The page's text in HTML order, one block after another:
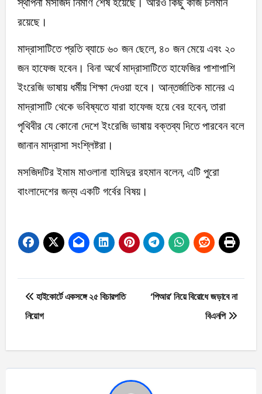
রয়েছে।
মাদ্রাসাটিতে প্রতি ব্যাচে ৬০ জন ছেলে, ৪০ জন মেয়ে এবং ২০
জন হাফেজ হবেন। বিনা অর্থে মাদ্রাসাটিতে হাফেজির পাশাপাশি
ইংরেজি ভাষায় ধর্মীয় শিক্ষা দেওয়া হবে। আন্তর্জাতিক মানের এ
মাদ্রাসাটি থেকে ভবিষ্যতে যারা হাফেজ হয়ে বের হবেন, তারা
পৃথিবীর যে কোনো দেশে ইংরেজি ভাষায় বক্তব্য দিতে পারবেন বলে
জানান মাদ্রাসা সংশ্লিষ্টরা।
মসজিদটির ইমাম মাওলানা হামিদুর রহমান বলেন, এটি পুরো
বাংলাদেশের জন্য একটি গর্বের বিষয়।
Post
navigation
হাইকোর্টে একসঙ্গে ২৫ বিচারপতি
নিয়োগ
‘পিআর’ নিয়ে বিরোধে জড়াবে না
বিএনপি